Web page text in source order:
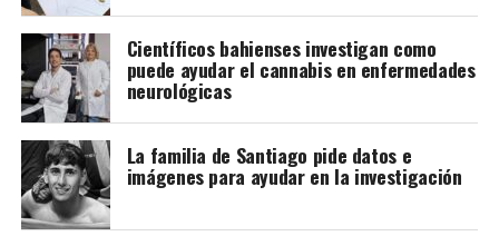
Científicos bahienses investigan como
puede ayudar el cannabis en enfermedades
neurológicas
La familia de Santiago pide datos e
imágenes para ayudar en la investigación